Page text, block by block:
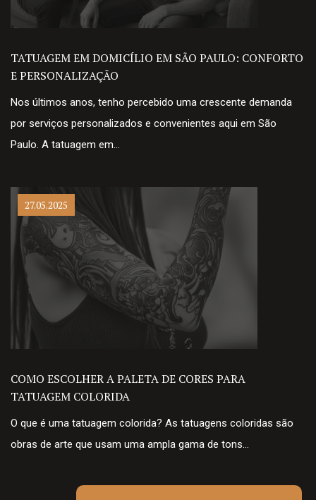
TATUAGEM EM DOMICÍLIO EM SÃO PAULO: CONFORTO
E PERSONALIZAÇÃO
Nos últimos anos, tenho percebido uma crescente demanda
por serviços personalizados e convenientes aqui em São
Paulo. A tatuagem em…
27.05.2025
COMO ESCOLHER A PALETA DE CORES PARA
TATUAGEM COLORIDA
O que é uma tatuagem colorida? As tatuagens coloridas são
obras de arte que usam uma ampla gama de tons…